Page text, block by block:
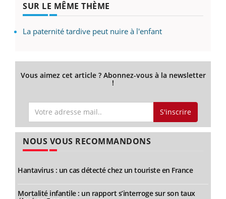
SUR LE MÊME THÈME
La paternité tardive peut nuire à l'enfant
Vous aimez cet article ? Abonnez-vous à la newsletter
!
S'inscrire
NOUS VOUS RECOMMANDONS
Hantavirus : un cas détecté chez un touriste en France
Mortalité infantile : un rapport s’interroge sur son taux